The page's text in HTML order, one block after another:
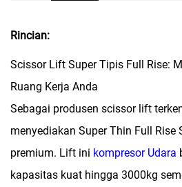
Rincian:
Scissor Lift Super Tipis Full Rise:
Ruang Kerja Anda
Sebagai produsen scissor lift
menyediakan Super Thin Full
premium. Lift ini kompresor Udara
kapasitas kuat hingga 3000kg